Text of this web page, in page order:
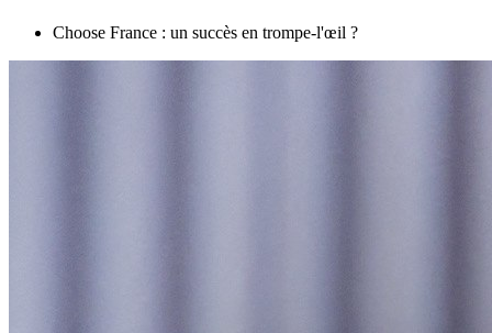
Choose France : un succès en trompe-l'œil ?